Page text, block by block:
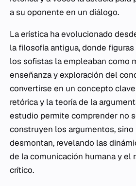
a su oponente en un diálogo.
La erística ha evolucionado
la filosofía antigua, donde
los sofistas la empleaban como
enseñanza y exploración del
convertirse en un concepto
retórica y la teoría de la
estudio permite comprender no
construyen los argumentos,
desmontan, revelando las
de la comunicación humana y el
crítico.